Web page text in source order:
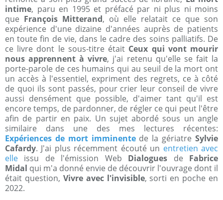
intime, paru en 1995 et préfacé par ni plus ni moins
que François Mitterand, où elle relatait ce que son
expérience d'une dizaine d'années auprès de patients
en toute fin de vie, dans le cadre des soins palliatifs. De
ce livre dont le sous-titre était Ceux qui vont mourir
nous apprennent à vivre, j'ai retenu qu'elle se fait la
porte-parole de ces humains qui au seuil de la mort ont
un accès à l'essentiel, expriment des regrets, ce à côté
de quoi ils sont passés, pour crier leur conseil de vivre
aussi densément que possible, d'aimer tant qu'il est
encore temps, de pardonner, de régler ce qui peut l'être
afin de partir en paix. Un sujet abordé sous un angle
similaire dans une des mes lectures récentes:
Expériences de mort imminentede la gériatreSylvie
Cafardy. J'ai plus récemment écouté un entretien avec
elle issu de l'émission Web Dialogues de Fabrice
Midal qui m'a donné envie de découvrir l'ouvrage dont il
était question, Vivre avec l'invisible, sorti en poche en
2022.